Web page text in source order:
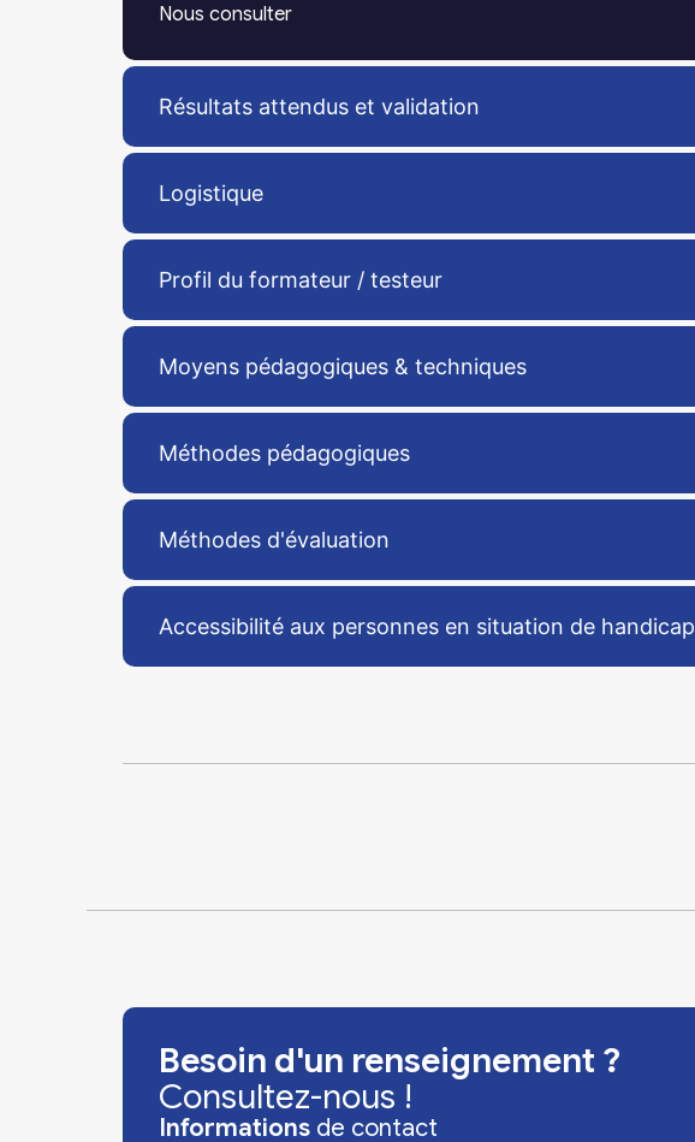
Nous consulter
Résultats attendus et validation
Logistique
Profil du formateur / testeur
Moyens pédagogiques & techniques
Méthodes pédagogiques
Méthodes d'évaluation
Accessibilité aux personnes en situation de handicap
Besoin d'un renseignement ?
Consultez-nous !
Informations de contact